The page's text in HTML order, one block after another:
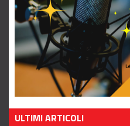
ULTIMI ARTICOLI